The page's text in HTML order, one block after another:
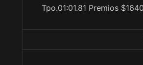
Tpo.01:01.81 Premios